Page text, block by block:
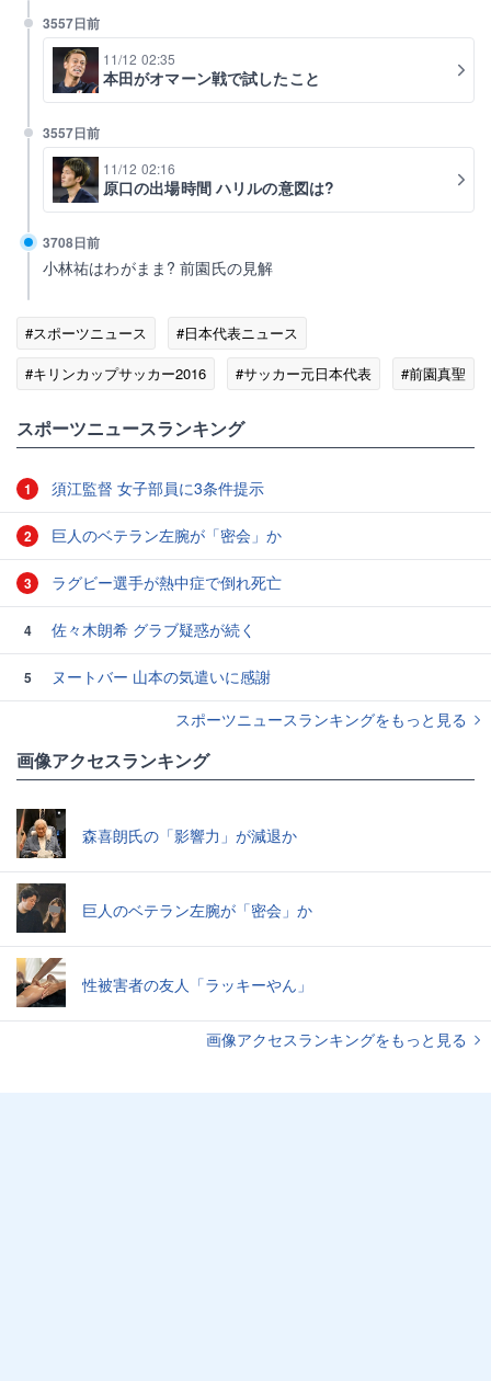
3557日前
11/12 02:35
本田がオマーン戦で試したこと
3557日前
11/12 02:16
原口の出場時間 ハリルの意図は?
3708日前
小林祐はわがまま? 前園氏の見解
#スポーツニュース
#日本代表ニュース
#キリンカップサッカー2016
#サッカー元日本代表 #前園真聖
スポーツニュースランキング
1 須江監督 女子部員に3条件提示
2 巨人のベテラン左腕が「密会」か
3 ラグビー選手が熱中症で倒れ死亡
4 佐々木朗希 グラブ疑惑が続く
5
ヌートバー 山本の気遣いに感謝
スポーツニュースランキングをもっと見る
画像アクセスランキング
森喜朗氏の「影響力」が減退か
巨人のベテラン左腕が「密会」か
性被害者の友人「ラッキーやん」
画像アクセスランキングをもっと見る